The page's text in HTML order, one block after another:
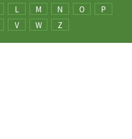
L M N O
P
V W Z